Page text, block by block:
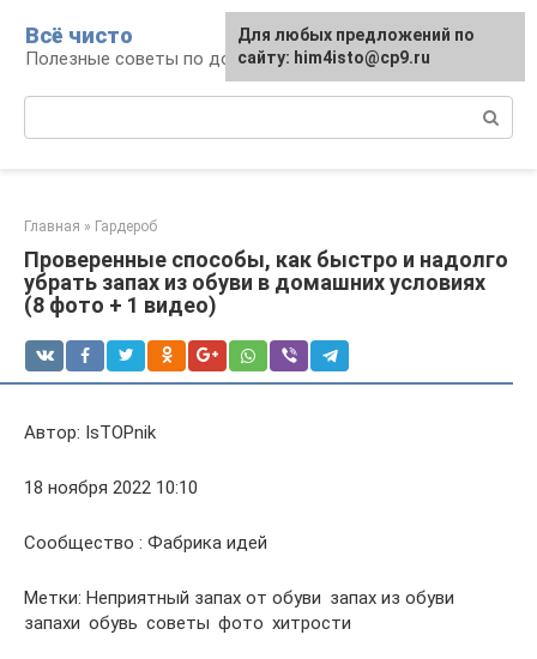
контенту
Всё чисто
Полезные советы по домоводству
Главная » Гардероб
Проверенные способы, как быстро и надолго
убрать запах из обуви в домашних условиях
(8 фото + 1 видео)
Автор: IsTOPnik
18 ноября 2022 10:10
Сообщество : Фабрика идей
Метки: Неприятный запах от обуви запах из обуви
запахи обувь советы фото хитрости
Для любых предложений по
сайту: him4isto@cp9.ru